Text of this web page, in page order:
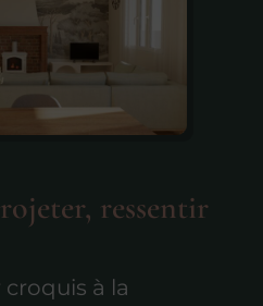
ressentir
à la